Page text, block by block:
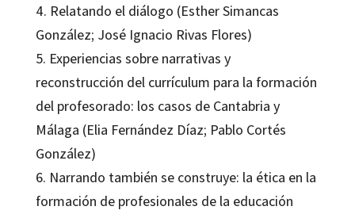
4. Relatando el diálogo (Esther Simancas
González; José Ignacio Rivas Flores)
5. Experiencias sobre narrativas y
reconstrucción del currículum para la formación
del profesorado: los casos de Cantabria y
Málaga (Elia Fernández Díaz; Pablo Cortés
González)
6. Narrando también se construye: la ética en la
formación de profesionales de la educación